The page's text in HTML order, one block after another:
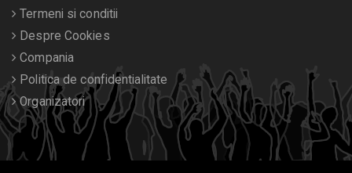
Termeni si conditii
Despre Cookies
Compania
Politica de confidentialitate
Organizatori